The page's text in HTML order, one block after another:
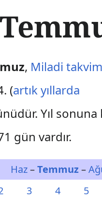
, Miladi
(artık yıllarda
Yıl sonuna
gün vardır.
Haz–Temmuz–
3 4 5